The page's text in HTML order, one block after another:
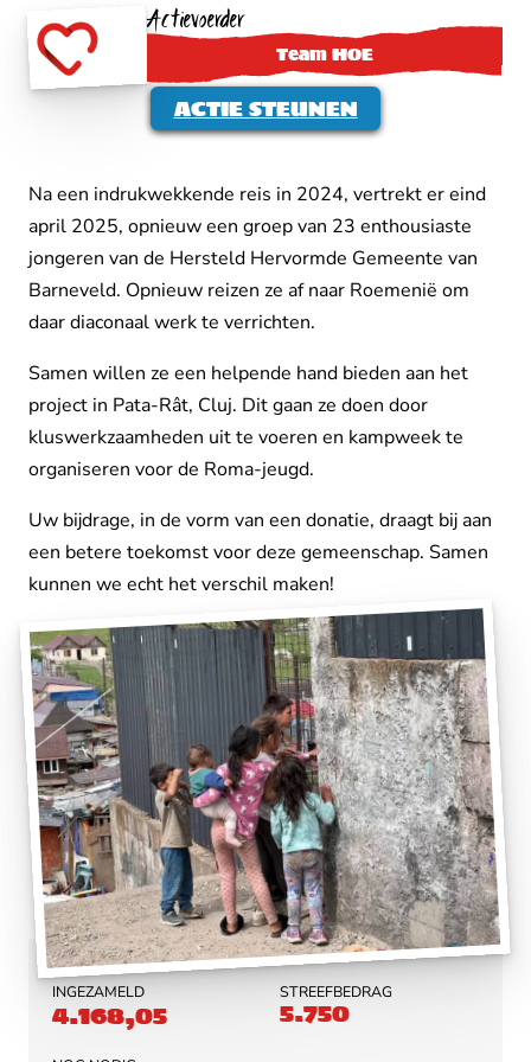
INGEZAMELD
4.168,05
STREEFBEDRAG
5.750
Actievoerder
Team HOE
ACTIE STEUNEN
Na een indrukwekkende reis in 2024, vertrekt er eind
april 2025, opnieuw een groep van 23 enthousiaste
jongeren van de Hersteld Hervormde Gemeente van
Barneveld. Opnieuw reizen ze af naar Roemenië om
daar diaconaal werk te verrichten.
Samen willen ze een helpende hand bieden aan het
project in Pata-Rât, Cluj. Dit gaan ze doen door
kluswerkzaamheden uit te voeren en kampweek te
organiseren voor de Roma-jeugd.
Uw bijdrage, in de vorm van een donatie, draagt bij aan
een betere toekomst voor deze gemeenschap. Samen
kunnen we echt het verschil maken!